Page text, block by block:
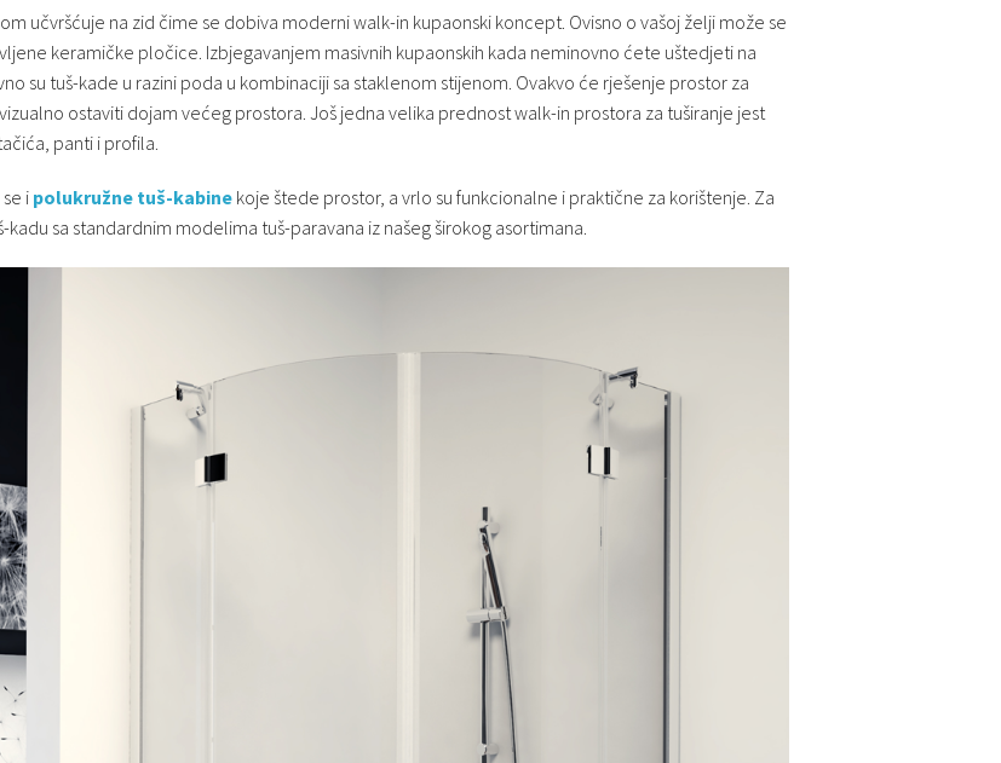
učvršćuje na zid čime se dobiva moderni walk-in kupaonski koncept. Ovisno o vašoj želji može se
keramičke pločice. Izbjegavanjem masivnih kupaonskih kada neminovno ćete uštedjeti na
su tuš-kade u razini poda u kombinaciji sa staklenom stijenom. Ovakvo će rješenje prostor za
ostaviti dojam većeg prostora. Još jedna velika prednost walk-in prostora za tuširanje jest
panti i profila.
i polukružne tuš-kabinekoje štede prostor, a vrlo su funkcionalne i praktične za korištenje. Za
sa standardnim modelima tuš-paravana iz našeg širokog asortimana.